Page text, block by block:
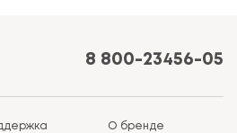
8 800-23456-05
О бренде